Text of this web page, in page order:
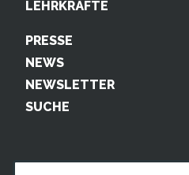
LEHRKRÄFTE
PRESSE
NEWS
NEWSLETTER
SUCHE